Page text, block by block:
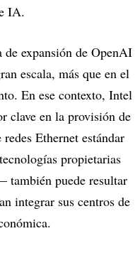
IA.
expansión de OpenAI
escala, más que en el
En ese contexto, Intel
clave en la provisión de
Ethernet estándar
propietarias
puede resultar
integrar sus centros de